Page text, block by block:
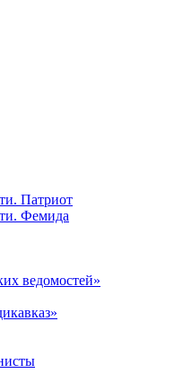
Патриот
Фемида
ведомостей»